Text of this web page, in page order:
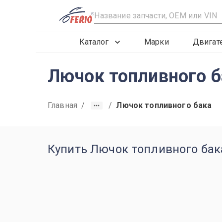
R
Каталог Марки
Лючок топливного
Главная / / Лючок топливного бака
Купить Лючок топливного